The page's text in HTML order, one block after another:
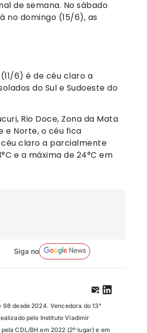
de semana. No sábado
no domingo (15/6), as
6) é de céu claro a
do Sul e Sudoeste do
Rio Doce, Zona da Mata
e Norte, o céu fica
céu claro a parcialmente
e a máxima de 24°C em
Siga no
desde 2024. Vencedora do 13°
pelo Instituto Vladimir
CDL/BH em 2022 (2º lugar) e em